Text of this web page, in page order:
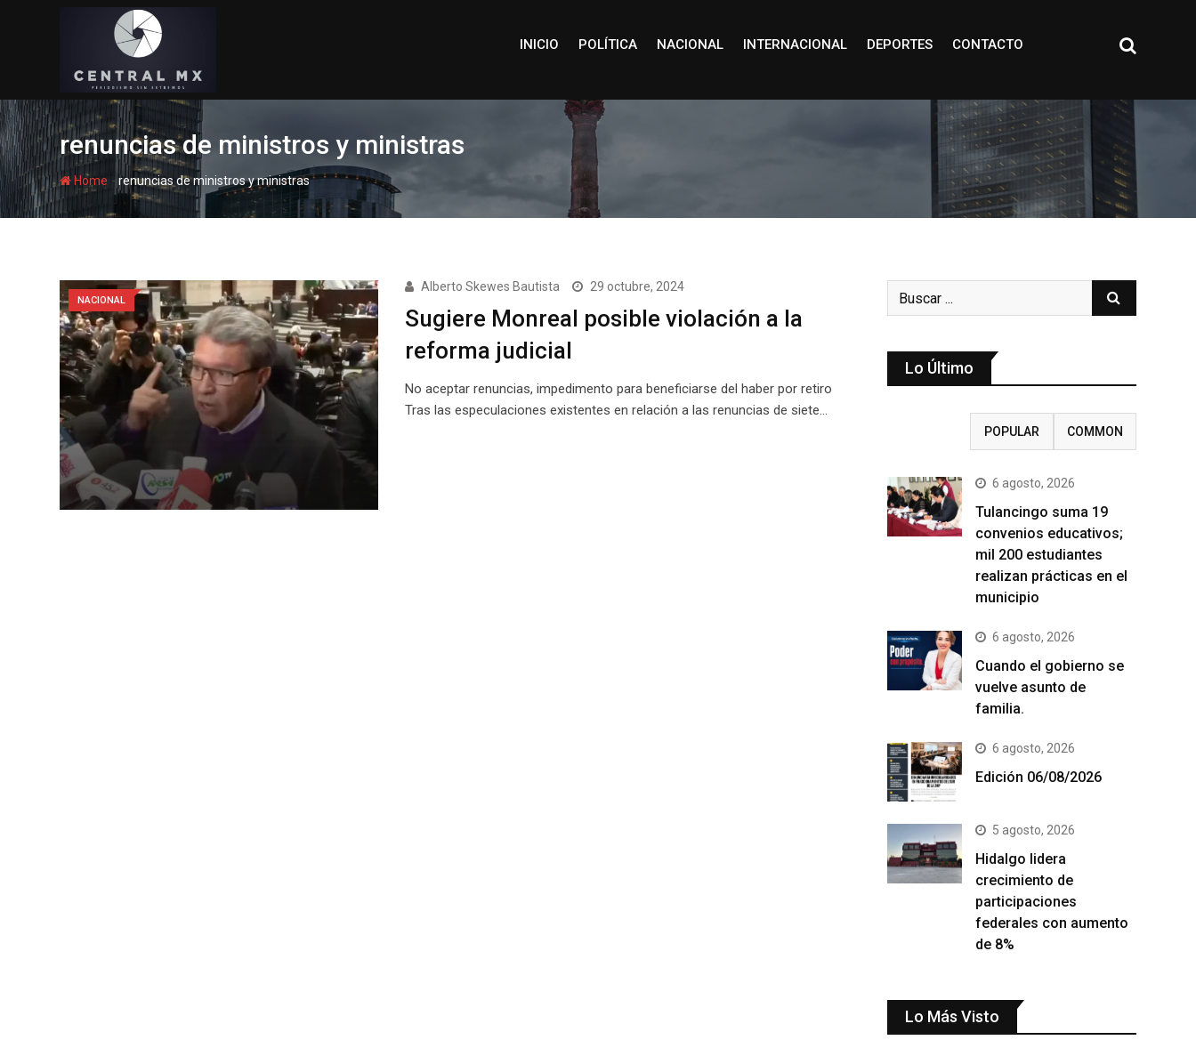
INICIO POLÍTICA NACIONAL INTERNACIONAL DEPORTES CONTACTO
renuncias de ministros y ministras
Home -renuncias de ministros y ministras
NACIONAL
Alberto Skewes Bautista 29 octubre, 2024
Sugiere Monreal posible violación a la
reforma judicial
No aceptar renuncias, impedimento para beneficiarse del haber por retiro
Tras las especulaciones existentes en relación a las renuncias de siete…
Lo Último
POPULAR COMMON
6 agosto, 2026
Tulancingo suma 19
convenios educativos;
mil 200 estudiantes
realizan prácticas en el
municipio
6 agosto, 2026
Cuando el gobierno se
vuelve asunto de
familia.
6 agosto, 2026
Edición 06/08/2026
5 agosto, 2026
Hidalgo lidera
crecimiento de
participaciones
federales con aumento
de 8%
Lo Más Visto